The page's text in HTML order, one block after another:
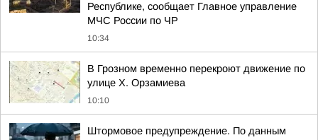
Республике, сообщает Главное управление
МЧС России по ЧР
10:34
В Грозном временно перекроют движение по
улице Х. Орзамиева
10:10
Штормовое предупреждение. По данным